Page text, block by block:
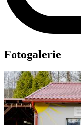
Fotogalerie